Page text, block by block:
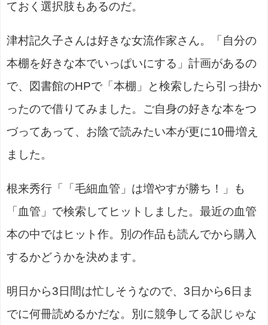
ておく選択肢もあるのだ。
津村記久子さんは好きな女流作家さん。「自分の
本棚を好きな本でいっぱいにする」計画があるの
で、図書館のHPで「本棚」と検索したら引っ掛か
ったので借りてみました。ご自身の好きな本をつ
づってあって、お陰で読みたい本が更に10冊増え
ました。
根来秀行「「毛細血管」は増やすが勝ち！」も
「血管」で検索してヒットしました。最近の血管
本の中ではヒット作。別の作品も読んでから購入
するかどうかを決めます。
明日から3日間は忙しそうなので、3日から6日ま
でに何冊読めるかだな。別に競争してる訳じゃな